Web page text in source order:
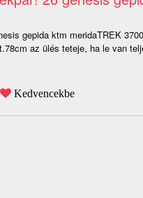
gepida ktm meridaTREK
az ülés teteje, ha le van
Kedvencekbe